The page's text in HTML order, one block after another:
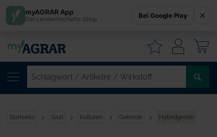
Startseite Saat Kulturen Getreide Hybridgerste
myAGRAR App
Der Landwirtschafts-Shop Bei Google Play